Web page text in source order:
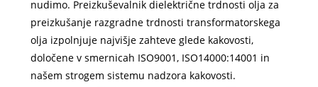
nudimo. Preizkuševalnik dielektrične trdnosti olja za
preizkušanje razgradne trdnosti transformatorskega
olja izpolnjuje najvišje zahteve glede kakovosti,
določene v smernicah ISO9001, ISO14000:14001 in
našem strogem sistemu nadzora kakovosti.